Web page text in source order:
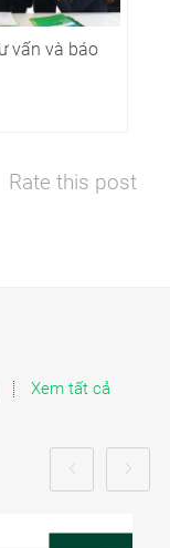
vấn và báo
Rate this post
Xem tất cả